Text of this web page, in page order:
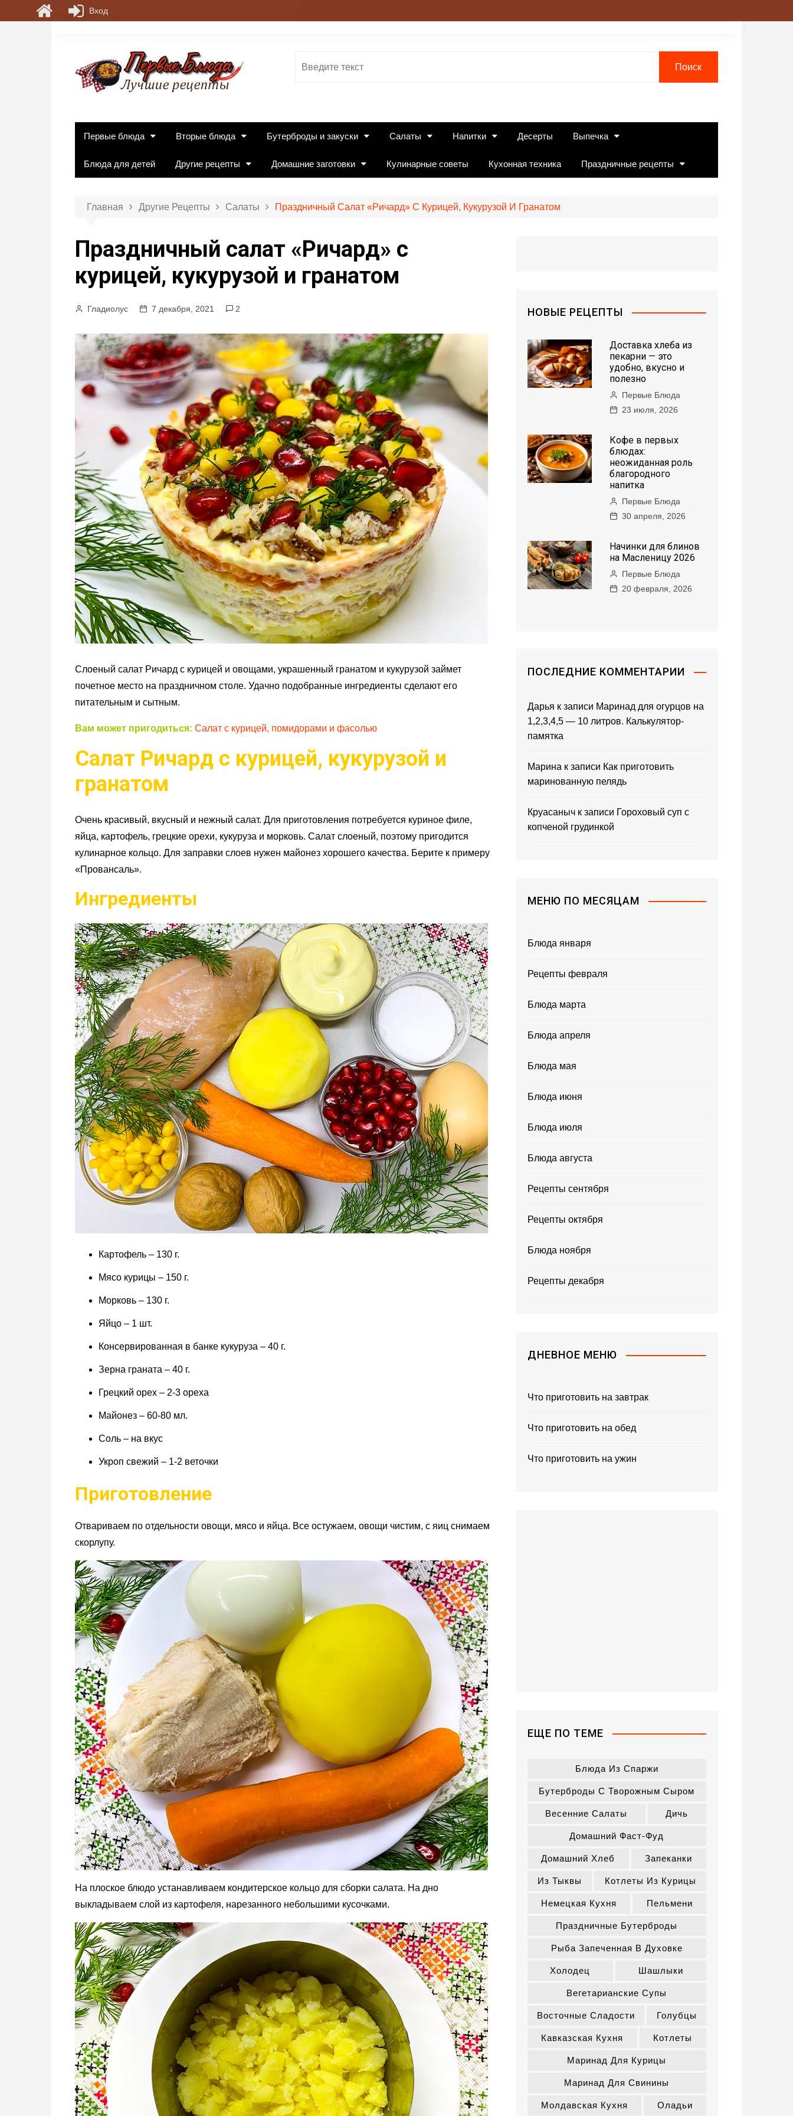
Первые блюда Вторые блюда Бутерброды и закуски Салаты Напитки Десерты Выпечка
Блюда для детей Другие рецепты Домашние заготовки Кулинарные советы Кухонная техника Праздничные рецепты
Главная Другие Рецепты Салаты Праздничный Салат «Ричард» С Курицей, Кукурузой И Гранатом
Праздничный салат «Ричард» с
курицей, кукурузой и гранатом
Гладиолус 7 декабря, 2021 2
Слоеный салат Ричард с курицей и овощами, украшенный гранатом и кукурузой займет
почетное место на праздничном столе. Удачно подобранные ингредиенты сделают его
питательным и сытным.
Вам может пригодиться: Салат с курицей, помидорами и фасолью
Салат Ричард с курицей, кукурузой и
гранатом
Очень красивый, вкусный и нежный салат. Для приготовления потребуется куриное филе,
яйца, картофель, грецкие орехи, кукуруза и морковь. Салат слоеный, поэтому пригодится
кулинарное кольцо. Для заправки слоев нужен майонез хорошего качества. Берите к примеру
«Провансаль».
Ингредиенты
Картофель – 130 г.
Мясо курицы – 150 г.
Морковь – 130 г.
Яйцо – 1 шт.
Консервированная в банке кукуруза – 40 г.
Зерна граната – 40 г.
Грецкий орех – 2-3 ореха
Майонез – 60-80 мл.
Соль – на вкус
Укроп свежий – 1-2 веточки
Приготовление
Отвариваем по отдельности овощи, мясо и яйца. Все остужаем, овощи чистим, с яиц снимаем
скорлупу.
На плоское блюдо устанавливаем кондитерское кольцо для сборки салата. На дно
выкладываем слой из картофеля, нарезанного небольшими кусочками.
НОВЫЕ РЕЦЕПТЫ
Доставка хлеба из
пекарни — это
удобно, вкусно и
полезно
Первые Блюда
23 июля, 2026
Кофе в первых
блюдах:
неожиданная роль
благородного
напитка
Первые Блюда
30 апреля, 2026
Начинки для блинов
на Масленицу 2026
Первые Блюда
20 февраля, 2026
ПОСЛЕДНИЕ КОММЕНТАРИИ
Дарья к записи Маринад для огурцов на
1,2,3,4,5 — 10 литров. Калькулятор-
памятка
Марина к записи Как приготовить
маринованную пелядь
Круасанычк записи Гороховый суп с
копченой грудинкой
МЕНЮ ПО МЕСЯЦАМ
Блюда января
Рецепты февраля
Блюда марта
Блюда апреля
Блюда мая
Блюда июня
Блюда июля
Блюда августа
Рецепты сентября
Рецепты октября
Блюда ноября
Рецепты декабря
ДНЕВНОЕ МЕНЮ
Что приготовить на завтрак
Что приготовить на обед
Что приготовить на ужин
ЕЩЕ ПО ТЕМЕ
Блюда Из Спаржи
Бутерброды С Творожным Сыром
Весенние Салаты Дичь
Домашний Фаст-Фуд
Домашний Хлеб Запеканки
Из Тыквы Котлеты Из Курицы
Немецкая Кухня Пельмени
Праздничные Бутерброды
Рыба Запеченная В Духовке
Холодец Шашлыки
Вегетарианские Супы
Восточные Сладости Голубцы
Кавказская Кухня Котлеты
Маринад Для Курицы
Маринад Для Свинины
Молдавская Кухня Оладьи
Вход